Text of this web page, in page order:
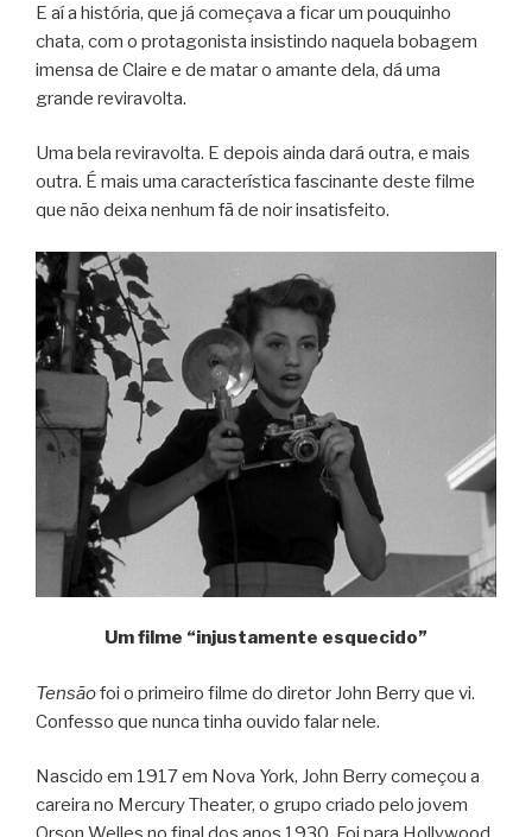
E aí a história, que já começava a ficar um pouquinho
chata, com o protagonista insistindo naquela bobagem
imensa de Claire e de matar o amante dela, dá uma
grande reviravolta.
Uma bela reviravolta. E depois ainda dará outra, e mais
outra. É mais uma característica fascinante deste filme
que não deixa nenhum fã de noir insatisfeito.
Um filme “injustamente esquecido”
Tensãofoi o primeiro filme do diretor John Berry que vi.
Confesso que nunca tinha ouvido falar nele.
Nascido em 1917 em Nova York, John Berry começou a
careira no Mercury Theater, o grupo criado pelo jovem